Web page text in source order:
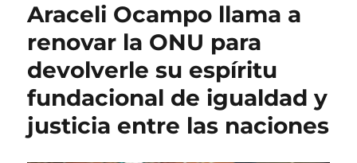
Araceli Ocampo llama a
renovar la ONU para
devolverle su espíritu
fundacional de igualdad y
justicia entre las naciones